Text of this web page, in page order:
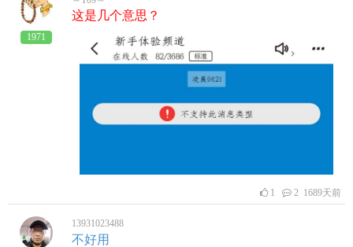
1971
这是几个意思？
1 2 1689天前
13931023488
不好用